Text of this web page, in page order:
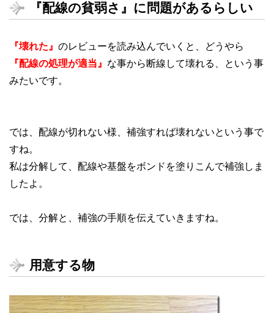
『配線の貧弱さ』に問題があるらしい
『壊れた』 のレビューを読み込んでいくと、どうやら
『配線の処理が適当』 な事から断線して壊れる、という事
みたいです。
では、配線が切れない様、補強すれば壊れないという事で
すね。
私は分解して、配線や基盤をボンドを塗りこんで補強しま
したよ。
では、分解と、補強の手順を伝えていきますね。
用意する物